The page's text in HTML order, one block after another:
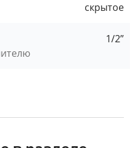
скрытое
1/2”